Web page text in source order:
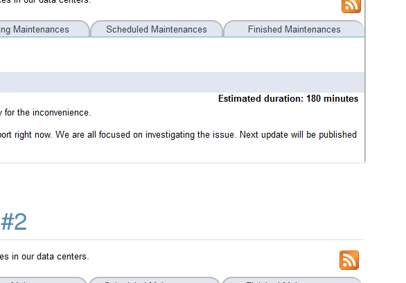
#2